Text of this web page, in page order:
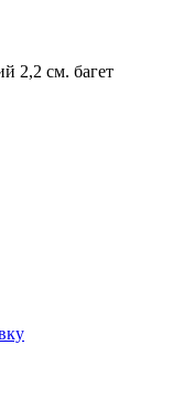
2,2 см. багет